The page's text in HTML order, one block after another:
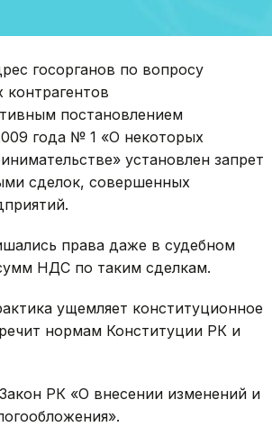
госорганов по вопросу
постановлением
года № 1 «О некоторых
установлен запрет
сделок, совершенных
права даже в судебном
НДС по таким сделкам.
ущемляет конституционное
нормам Конституции РК и
РК «О внесении изменений и